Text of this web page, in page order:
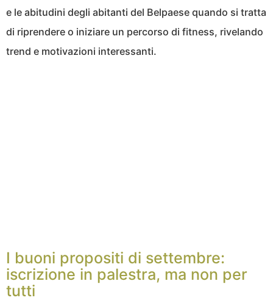
e le abitudini degli abitanti del Belpaese quando si tratta
di riprendere o iniziare un percorso di fitness, rivelando
trend e motivazioni interessanti.
I buoni propositi di settembre:
iscrizione in palestra, ma non per
tutti